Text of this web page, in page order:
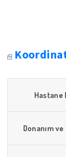
Hastane
Donanım